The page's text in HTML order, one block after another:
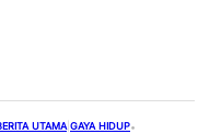
UTAMA GAYA HIDUP•